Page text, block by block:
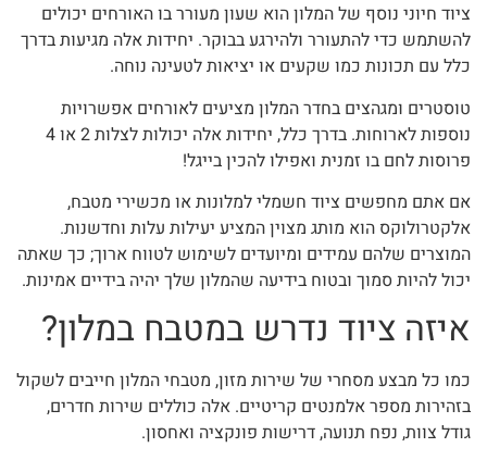
ציוד חיוני נוסף של המלון הוא שעון מעורר בו האורחים יכולים
להשתמש כדי להתעורר ולהירגע בבוקר. יחידות אלה מגיעות בדרך
כלל עם תכונות כמו שקעים או יציאות לטעינה נוחה.
טוסטרים ומגהצים בחדר המלון מציעים לאורחים אפשרויות
נוספות לארוחות. בדרך כלל, יחידות אלה יכולות לצלות 2 או 4
פרוסות לחם בו זמנית ואפילו להכין בייגל!
אם אתם מחפשים ציוד חשמלי למלונות או מכשירי מטבח,
אלקטרולוקס הוא מותג מצוין המציע יעילות עלות וחדשנות.
המוצרים שלהם עמידים ומיועדים לשימוש לטווח ארוך; כך שאתה
יכול להיות סמוך ובטוח בידיעה שהמלון שלך יהיה בידיים אמינות.
איזה ציוד נדרש במטבח במלון?
כמו כל מבצע מסחרי של שירות מזון, מטבחי המלון חייבים לשקול
בזהירות מספר אלמנטים קריטיים. אלה כוללים שירות חדרים,
גודל צוות, נפח תנועה, דרישות פונקציה ואחסון.